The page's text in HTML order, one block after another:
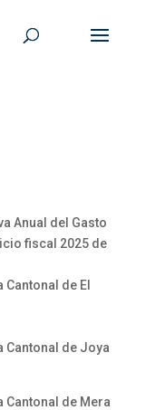
Anual del Gasto
fiscal 2025 de
de El
Cantonal de Joya
Cantonal de Mera